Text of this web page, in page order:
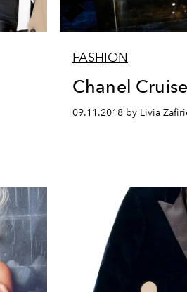
FASHION
Chanel Cruise
09.11.2018 by Livia